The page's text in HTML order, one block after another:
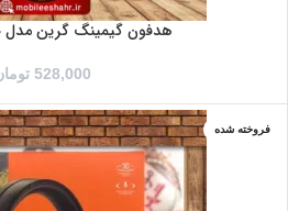
هدفون گیمینگ گرین مدل K10 (اورجینال)
528,000
فروخته شده